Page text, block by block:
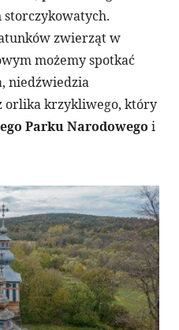
zwierząt w
możemy spotkać
niedźwiedzia
orlika krzykliwego, który
Parku Narodowego i